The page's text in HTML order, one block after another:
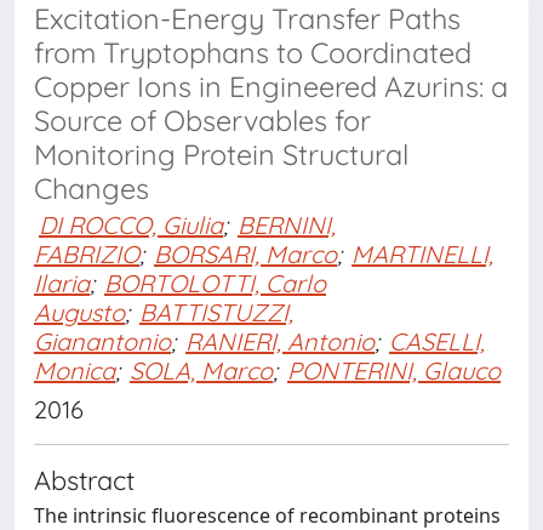
Excitation-Energy Transfer Paths
from Tryptophans to Coordinated
Copper Ions in Engineered Azurins: a
Source of Observables for
Monitoring Protein Structural
Changes
DI ROCCO, Giulia; BERNINI,
FABRIZIO; BORSARI, Marco; MARTINELLI,
Ilaria; BORTOLOTTI, Carlo
Augusto; BATTISTUZZI,
Gianantonio; RANIERI, Antonio; CASELLI,
Monica; SOLA, Marco; PONTERINI, Glauco
2016
Abstract
The intrinsic fluorescence of recombinant proteins